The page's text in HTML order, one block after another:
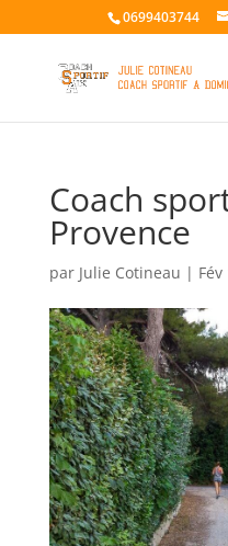
0699403744
Coach
Provence
par Julie Cotineau |